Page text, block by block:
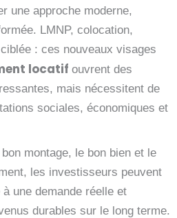
une approche moderne,
LMNP, colocation,
: ces nouveaux visages
locatif ouvrent des
mais nécessitent de
sociales, économiques et
montage, le bon bien et le
les investisseurs peuvent
une demande réelle et
durables sur le long terme.